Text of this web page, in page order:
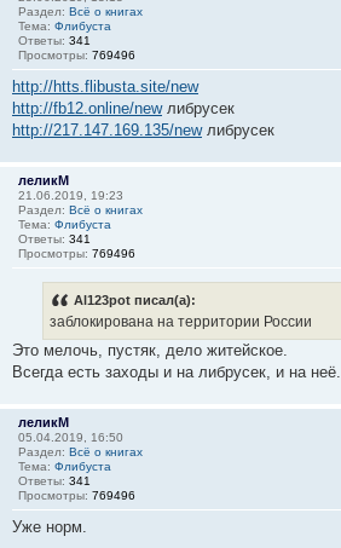
Раздел: Всё о книгах
Тема: Флибуста
Ответы: 341
Просмотры: 769496
http://htts.flibusta.site/new
http://fb12.online/newлибрусек
http://217.147.169.135/newлибрусек
леликМ
21.06.2019, 19:23
Раздел: Всё о книгах
Тема: Флибуста
Ответы: 341
Просмотры: 769496
Al123pot писал(а):
заблокирована на территории России
Это мелочь, пустяк, дело житейское.
Всегда есть заходы и на либрусек, и на неё.
леликМ
05.04.2019, 16:50
Раздел: Всё о книгах
Тема: Флибуста
Ответы: 341
Просмотры: 769496
Уже норм.